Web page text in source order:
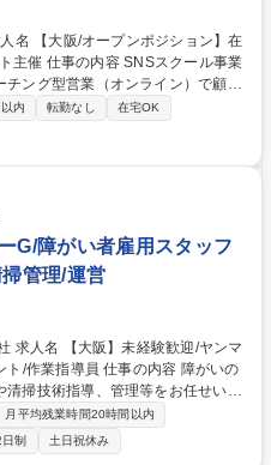
ール事業
ング型営業（オンライン）で顧客
、事業企画、新規事業推進など、
（商談～受
決定支援までを完結させます。現
やプロダクト改善、マーケティン
に留まらず、事業会社としてのノ
ススキルを習得。将来の事業責任
成長を牽引する存在を期待します。
在宅勤務可能！/年休120日/SNSサ
内 転勤なし
在宅OK
G/障がい者雇用スタッフ
管理/運営
仕事の内容 障がいの
掃技術指導、管理等をお任せいた
現場習熟度に合わせて段階的に社
っていただきます。 【具体的
だきます。また、現場経験を通じ
月平均残業時間20時間以内
制 土日祝休み